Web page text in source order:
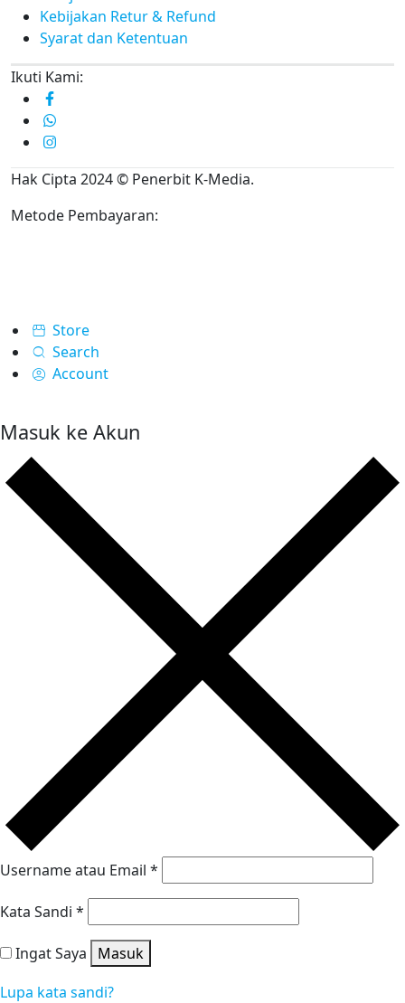
Kebijakan Retur & Refund
Syarat dan Ketentuan
Ikuti Kami:
Hak Cipta 2024 © Penerbit K-Media.
Metode Pembayaran:
Store
Search
Account
Masuk ke Akun
Username atau Email *
Kata Sandi *
Ingat Saya
Masuk
Lupa kata sandi?